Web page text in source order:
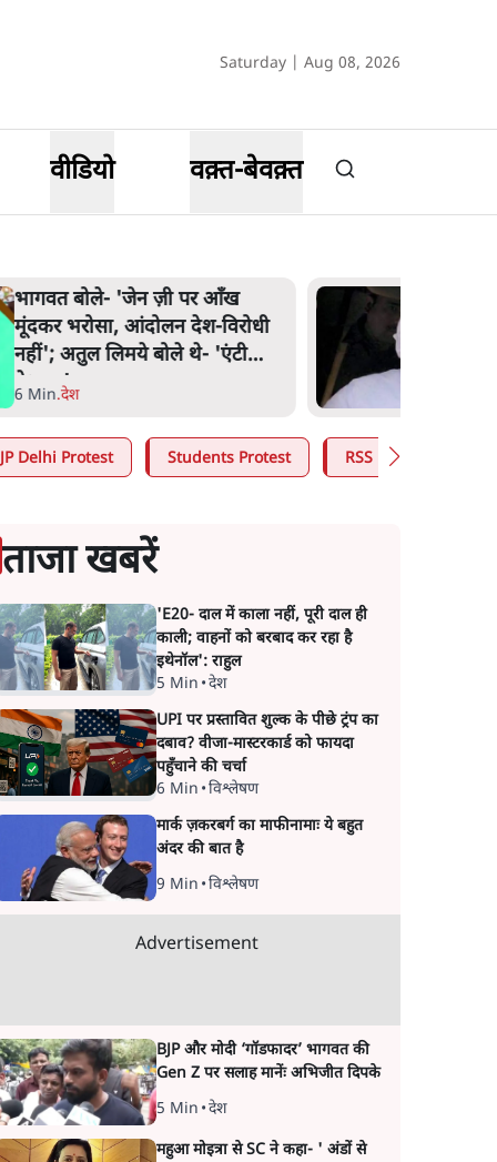
Saturday | Aug 08, 2026
वीडियो वक़्त-बेवक़्त
भागवत बोले- 'जेन ज़ी पर आँख
मूंदकर भरोसा, आंदोलन देश-विरोधी
नहीं'; अतुल लिमये बोले थे- 'एंटी
नेशनल'
6 Min.देश
Delhi Protest Students Protest RSS
ताजा खबरें
'E20- दाल में काला नहीं, पूरी दाल ही
काली; वाहनों को बरबाद कर रहा है
इथेनॉल': राहुल
5 Min •देश
UPI पर प्रस्तावित शुल्क के पीछे ट्रंप का
दबाव? वीजा-मास्टरकार्ड को फायदा
पहुँचाने की चर्चा
6 Min •विश्लेषण
मार्क ज़करबर्ग का माफीनामाः ये बहुत
अंदर की बात है
9 Min •विश्लेषण
Advertisement
BJP और मोदी ‘गॉडफादर’ भागवत की
Gen Z पर सलाह मानेंः अभिजीत दिपके
5 Min •देश
महुआ मोइत्रा से SC ने कहा- ' अंडों से